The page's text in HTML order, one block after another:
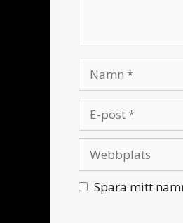
post
Spara mitt